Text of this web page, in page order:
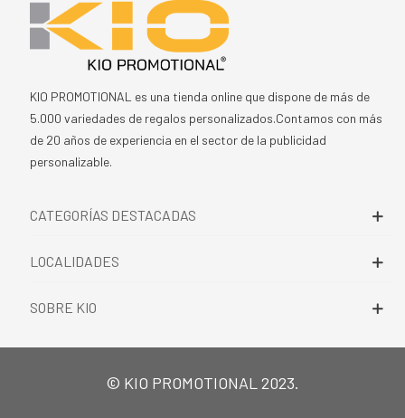
KIO PROMOTIONAL es una tienda online que dispone de más de
5.000 variedades de regalos personalizados.Contamos con más
de 20 años de experiencia en el sector de la publicidad
personalizable.
CATEGORÍAS DESTACADAS
LOCALIDADES
SOBRE KIO
© KIO PROMOTIONAL 2023.